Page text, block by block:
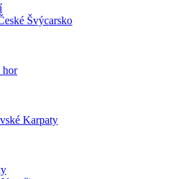
Švýcarsko
hor
Karpaty